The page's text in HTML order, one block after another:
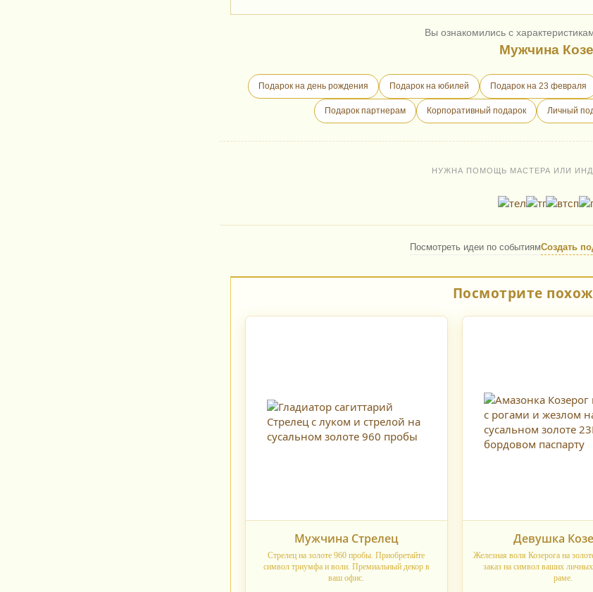
Вы ознакомились с
Мужчина
Подарок на день рождения Подарок на юбилей Подарок на 23 февраля
Подарок партнерам Корпоративный подарок Личный
НУЖНА ПОМОЩЬ МАСТЕРА ИЛИ
Посмотреть идеи по событиямСоздать
Посмотрите
Мужчина Стрелец
Стрелец на золоте 960 пробы. Приобретайте
символ триумфа и воли. Премиальный декор в
ваш офис.
Девушка
Железная воля Козерога на
заказ на символ ваших
раме.